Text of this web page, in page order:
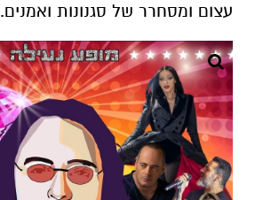
עצום ומסחרר של סגנונות ואמנים.